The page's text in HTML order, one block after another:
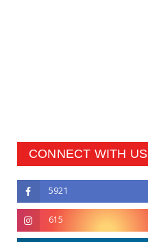
CONNECT WITH US
5921
615